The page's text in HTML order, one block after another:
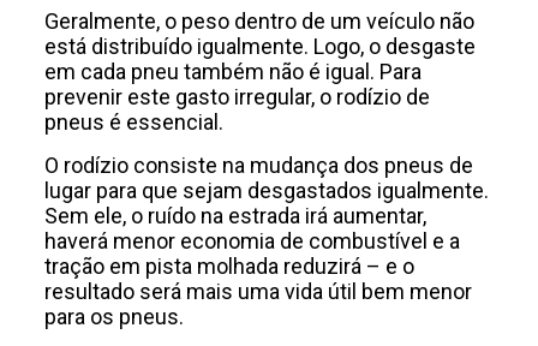
Geralmente, o peso dentro de um veículo não
está distribuído igualmente. Logo, o desgaste
em cada pneu também não é igual. Para
prevenir este gasto irregular, o rodízio de
pneus é essencial.
O rodízio consiste na mudança dos pneus de
lugar para que sejam desgastados igualmente.
Sem ele, o ruído na estrada irá aumentar,
haverá menor economia de combustível e a
tração em pista molhada reduzirá – e o
resultado será mais uma vida útil bem menor
para os pneus.